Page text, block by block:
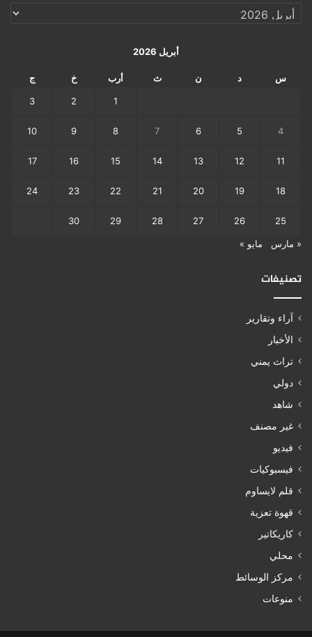
الإرشيف
أبريل 2026
س د ن ث أرب خ ج
1
2
3
4
5
6
7
8
9
10
11
12
13
14
15
16
17
18
19
20
21
22
23
24
25
26
27
28
29
30
« مارس مايو »
تصنيفات
آراء وتقارير
الأخبار
تراث يمني
دولي
شاهد
غير مصنف
فيديو
فيسبوكيات
قلم لايساوم
قهوة تعزية
كاريكاتير
محلي
مركز الوسائط
منوعات